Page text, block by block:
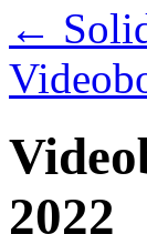
←
2022